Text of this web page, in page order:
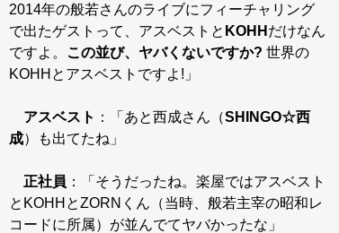
2014年の般若さんのライブにフィーチャリング
で出たゲストって、アスベストと KOHH だけなん
ですよ。 この並び、ヤバくないですか? 世界の
KOHHとアスベストですよ!」
アスベスト ：「あと西成さん（SHINGO☆西
成）も出てたね」
正社員 ：「そうだったね。楽屋ではアスベスト
とKOHHとZORNくん（当時、般若主宰の昭和レ
コードに所属）が並んでてヤバかったな」